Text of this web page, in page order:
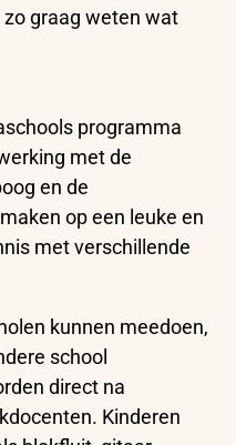
graag weten wat
programma
met de
en de
op een leuke en
met verschillende
kunnen meedoen,
school
direct na
Kinderen